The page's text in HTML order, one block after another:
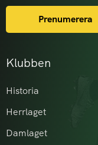
Klubben
Historia
Herrlaget
Damlaget
Prenumerera